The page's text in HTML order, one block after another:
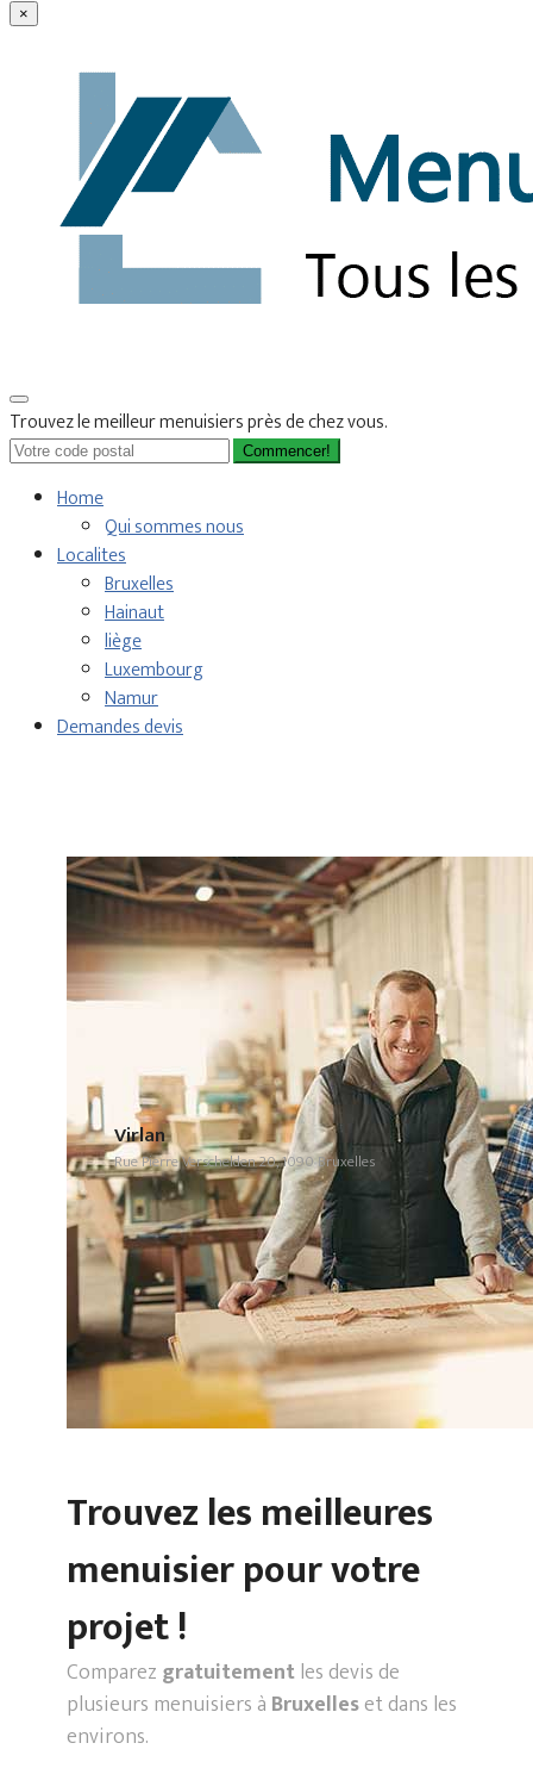
×
Trouvez le meilleur menuisiers près de chez vous.
Commencer!
Home
Qui sommes nous
Localites
Bruxelles
Hainaut
liège
Luxembourg
Namur
Demandes devis
Virlan
Rue Pierre Verschelden 20, 1090 Bruxelles
Trouvez les meilleures
menuisier pour votre
projet !
Comparez gratuitementles devis de
plusieurs menuisiers à Bruxelleset dans les
environs.